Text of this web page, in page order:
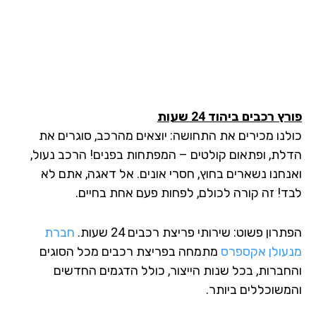
רכבים ביהוד 24 שעות
מכירים את התחושה: יוצאים מהרכב, סוגרים את
ופתאום קולטים – המפתחות בפנים! הרכב נעול,
נשארים בחוץ, חסרי אונים. אל דאגה, אתם לא
זה קורה לכולם, לפחות פעם אחת בחיים.
פשוט: שירותי פריצת רכבים 24 שעות.
חברת
אקספרסמתמחה בפריצת רכבים מכל הסוגים
בכל שנות הייצור, כולל הדגמים החדשים
ביותר.